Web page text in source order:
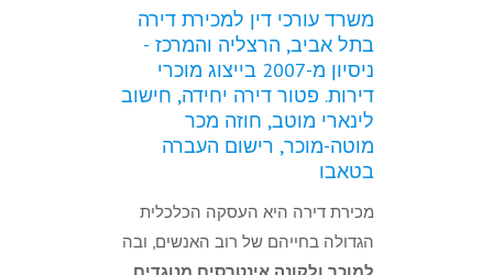
משרד עורכי דין למכירת דירה
בתל אביב, הרצליה והמרכז -
ניסיון מ-2007 בייצוג מוכרי
דירות. פטור דירה יחידה, חישוב
לינארי מוטב, חוזה מכר
מוטה-מוכר, רישום העברה
בטאבו
מכירת דירה היא העסקה הכלכלית
הגדולה בחייהם של רוב האנשים, ובה